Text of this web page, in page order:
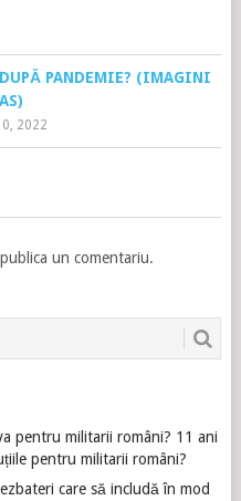
PANDEMIE? (IMAGINI
2022
un comentariu.
pentru militarii români? 11 ani
pentru militarii români?
care să includă în mod